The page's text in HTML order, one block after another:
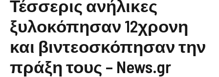
Τέσσερις ανήλικες
ξυλοκόπησαν 12χρονη
και βιντεοσκόπησαν την
πράξη τους – News.gr